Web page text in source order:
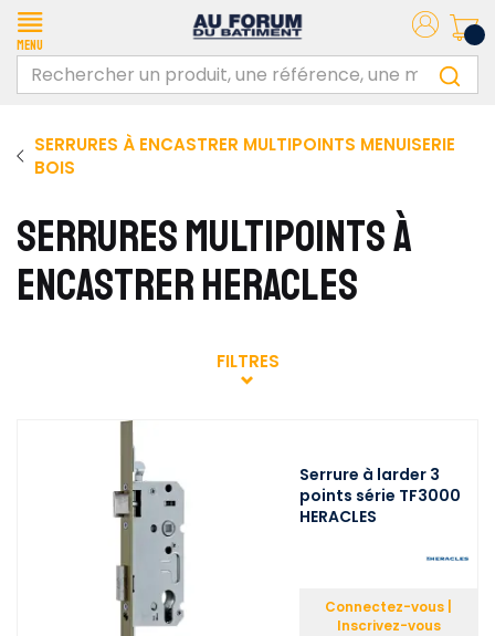
Menu
SERRURES À ENCASTRER MULTIPOINTS MENUISERIE
BOIS
SERRURES MULTIPOINTS À
ENCASTRER HERACLES
FILTRES
Serrure à larder 3
points série TF3000
HERACLES
Connectez-vous |
Inscrivez-vous